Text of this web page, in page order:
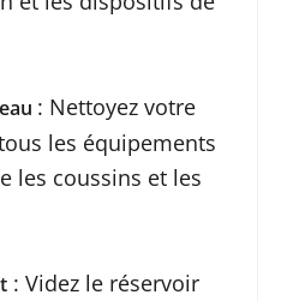
: Nettoyez votre
les équipements
les coussins et les
: Videz le réservoir